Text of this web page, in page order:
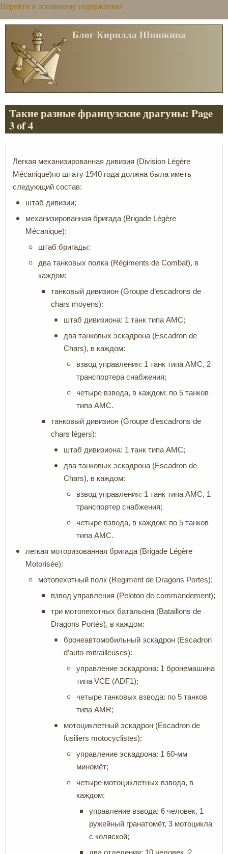
Перейти к основному содержанию
Блог Кирилла Шишкина
Такие разные французские драгуны: Page
3 of 4
Легкая механизированная дивизия (Division Légère
Mécanique)по штату 1940 года должна была иметь
следующий состав:
штаб дивизии;
механизированная бригада (Brigade Légère
Mécanique):
штаб бригады:
два танковых полка (Régiments de Combat), в
каждом:
танковый дивизион (Groupe d’escadrons de
chars moyens):
штаб дивизиона: 1 танк типа AMC;
два танковых эскадрона (Escadron de
Chars), в каждом:
взвод управления: 1 танк типа AMC, 2
транспортера снабжения;
четыре взвода, в каждом: по 5 танков
типа AMC.
танковый дивизион (Groupe d’escadrons de
chars légers):
штаб дивизиона: 1 танк типа AMC;
два танковых эскадрона (Escadron de
Chars), в каждом:
взвод управления: 1 танк типа AMC, 1
транспортер снабжения;
четыре взвода, в каждом: по 5 танков
типа AMC.
легкая моторизованная бригада (Brigade Légère
Motorisée):
мотопехотный полк (Regiment de Dragons Portes):
взвод управления (Peloton de commandement);
три мотопехотных батальона (Bataillons de
Dragons Portés), в каждом:
бронеавтомобильный эскадрон (Escadron
d’auto-mitrailleuses):
управление эскадрона: 1 бронемашина
типа VCE (ADF1);
четыре танковых взвода: по 5 танков
типа AMR;
мотоциклетный эскадрон (Escadron de
fusiliers motocyclistes):
управление эскадрона: 1 60-мм
миномёт;
четыре мотоциклетных взвода, в
каждом:
управление взвода: 6 человек, 1
ружейный гранатомёт, 3 мотоцикла
с коляской;